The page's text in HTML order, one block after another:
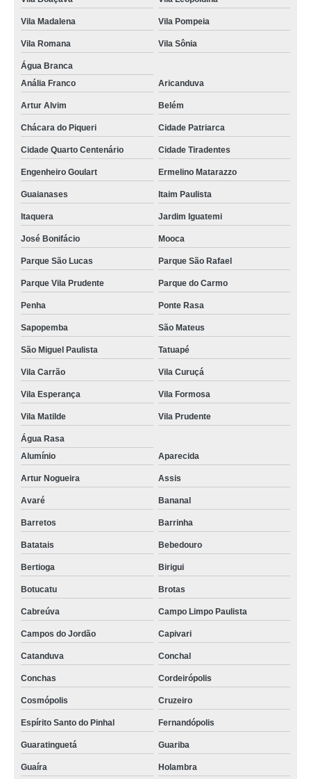
Vila Madalena Vila Pompeia
Vila Romana Vila Sônia
Água Branca
Anália Franco
Aricanduva
Artur Alvim Belém
Chácara do Piqueri Cidade Patriarca
Cidade Quarto Centenário Cidade Tiradentes
Engenheiro Goulart Ermelino Matarazzo
Guaianases Itaim Paulista
Itaquera Jardim Iguatemi
José Bonifácio Mooca
Parque São Lucas Parque São Rafael
Parque Vila Prudente Parque do Carmo
Penha Ponte Rasa
Sapopemba São Mateus
São Miguel Paulista Tatuapé
Vila Carrão Vila Curuçá
Vila Esperança Vila Formosa
Vila Matilde Vila Prudente
Água Rasa
Alumínio
Aparecida
Artur Nogueira Assis
Avaré Bananal
Barretos Barrinha
Batatais Bebedouro
Bertioga Birigui
Botucatu Brotas
Cabreúva Campo Limpo Paulista
Campos do Jordão Capivari
Catanduva Conchal
Conchas Cordeirópolis
Cosmópolis Cruzeiro
Espírito Santo do Pinhal Fernandópolis
Guaratinguetá Guariba
Guaíra Holambra